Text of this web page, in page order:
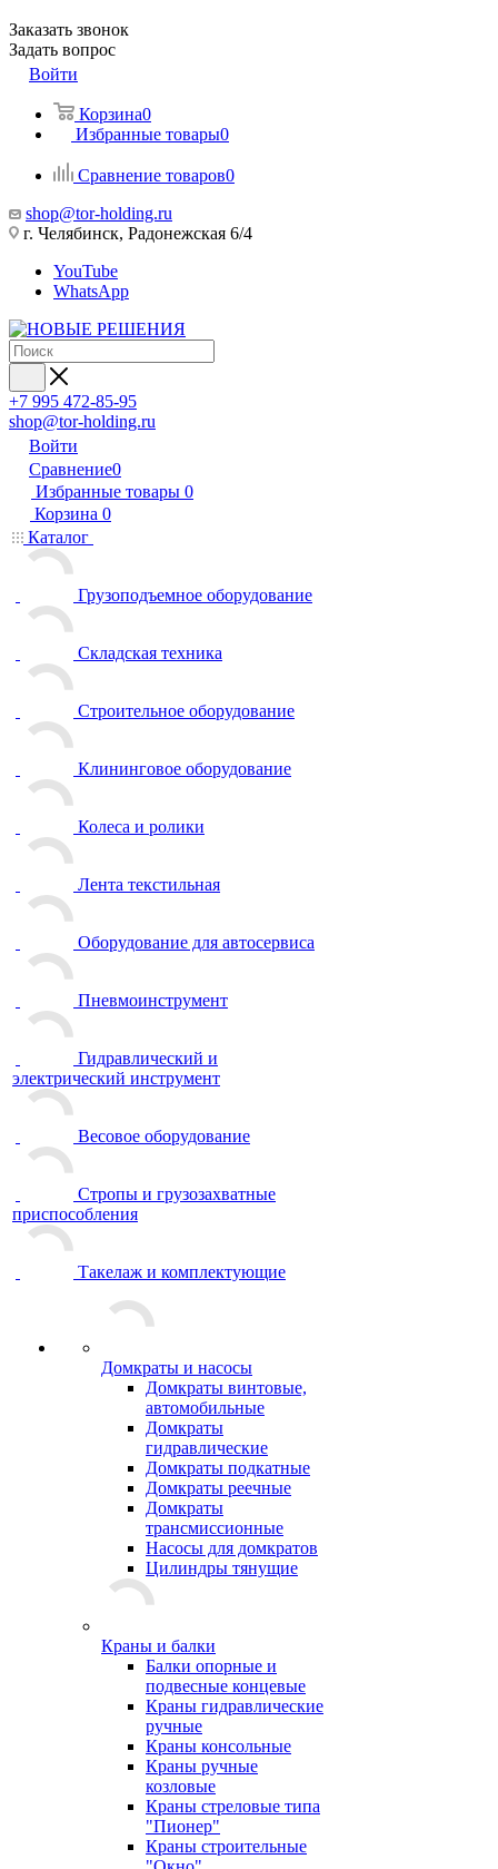
Заказать звонок
Задать вопрос
Войти
Корзина0
Избранные товары0
Сравнение товаров0
shop@tor-holding.ru
г. Челябинск, Радонежская 6/4
YouTube
WhatsApp
+7 995 472-85-95
shop@tor-holding.ru
Войти
Сравнение0
Избранные товары 0
Корзина 0
Каталог
Грузоподъемное оборудование
Складская техника
Строительное оборудование
Клининговое оборудование
Колеса и ролики
Лента текстильная
Оборудование для автосервиса
Пневмоинструмент
Гидравлический и
электрический инструмент
Весовое оборудование
Стропы и грузозахватные
приспособления
Такелаж и комплектующие
Домкраты и насосы
Домкраты винтовые,
автомобильные
Домкраты
гидравлические
Домкраты подкатные
Домкраты реечные
Домкраты
трансмиссионные
Насосы для домкратов
Цилиндры тянущие
Краны и балки
Балки опорные и
подвесные концевые
Краны гидравлические
ручные
Краны консольные
Краны ручные
козловые
Краны стреловые типа
"Пионер"
Краны строительные